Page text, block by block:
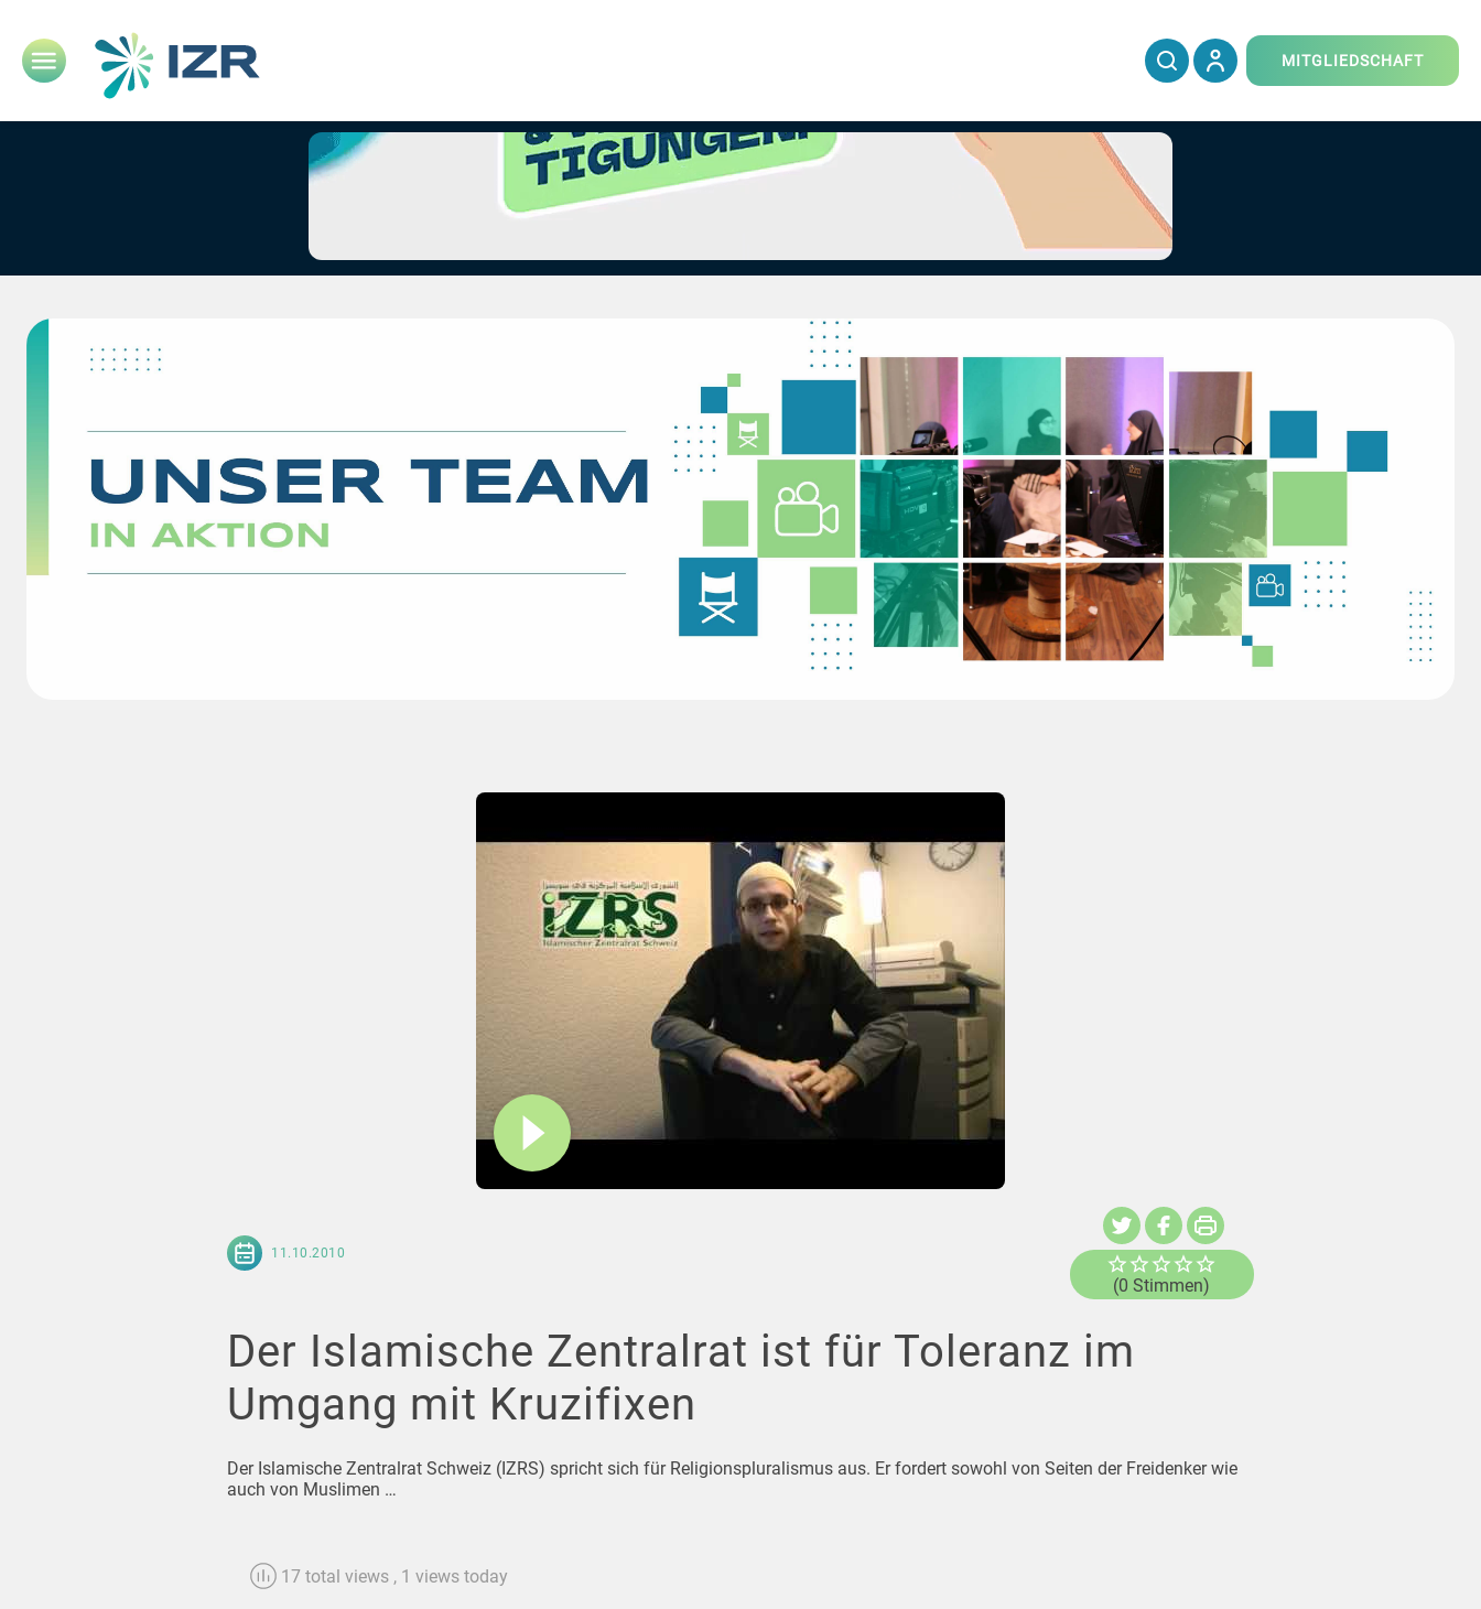
MITGLIEDSCHAFT
11.10.2010
(0 Stimmen)
Der Islamische Zentralrat ist für Toleranz im
Umgang mit Kruzifixen
Der Islamische Zentralrat Schweiz (IZRS) spricht sich für Religionspluralismus aus. Er fordert sowohl von Seiten der Freidenker wie
auch von Muslimen …
17 total views , 1 views today